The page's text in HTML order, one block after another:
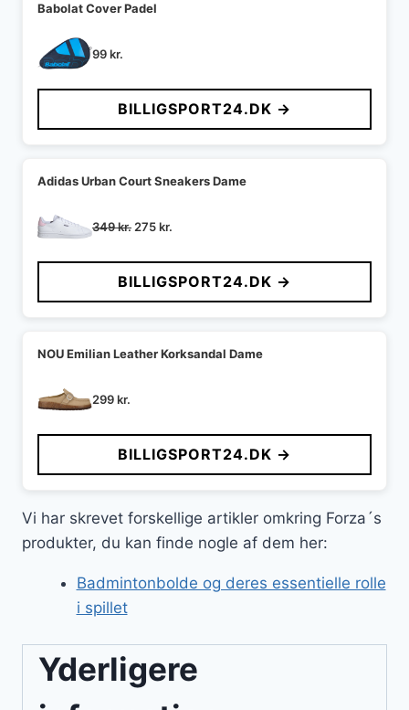
Babolat Cover Padel
99kr.
BILLIGSPORT24.DK →
Adidas Urban Court Sneakers Dame
349kr. Den
pris
var:
349 kr..
275kr.
pris
er:
275 kr..
BILLIGSPORT24.DK →
NOU Emilian Leather Korksandal Dame
299kr.
BILLIGSPORT24.DK →
Vi har skrevet forskellige artikler omkring Forza´s
produkter, du kan finde nogle af dem her:
Badmintonbolde og deres essentielle rolle
i spillet
Yderligere